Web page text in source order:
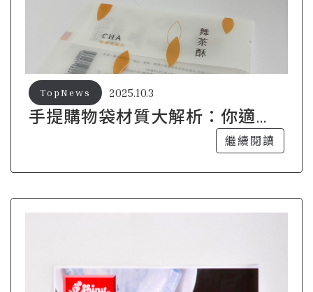
手提購物袋材質大解析：你適合
2025.10.3
TopNews
繼續閱讀